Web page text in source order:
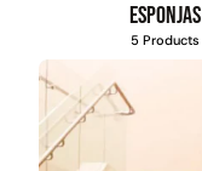
Esponjas
5 Products